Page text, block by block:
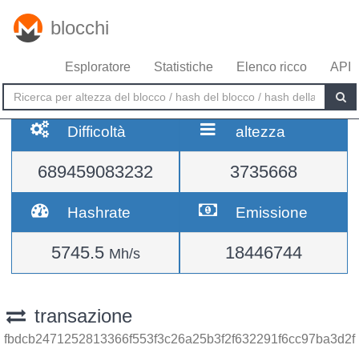
blocchi
Esploratore Statistiche Elenco ricco API
Difficoltà
689459083232
altezza
3735668
Hashrate
5745.5 Mh/s
Emissione
18446744
transazione
fbdcb2471252813366f553f3c26a25b3f2f632291f6cc97ba3d2f